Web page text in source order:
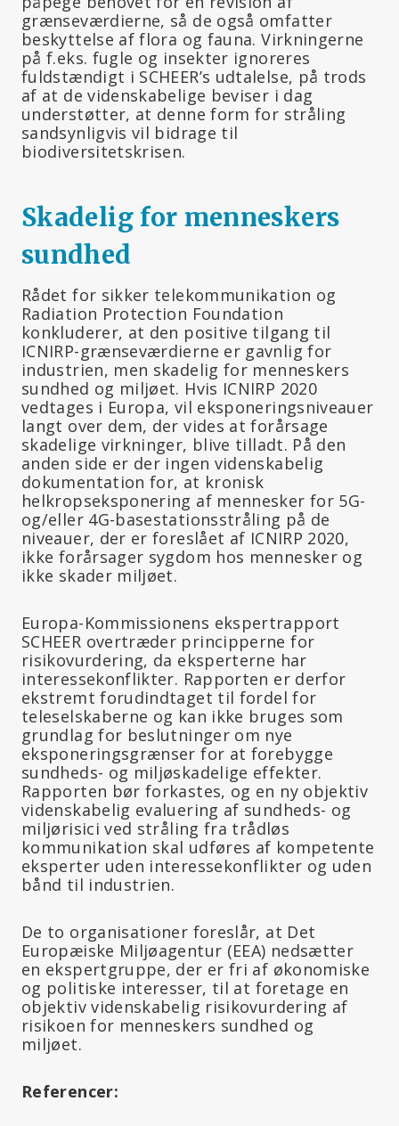
grænseværdierne, så de også omfatter
beskyttelse af flora og fauna. Virkningerne
på f.eks. fugle og insekter ignoreres
fuldstændigt i SCHEER’s udtalelse, på trods
af at de videnskabelige beviser i dag
understøtter, at denne form for stråling
sandsynligvis vil bidrage til
biodiversitetskrisen.
Skadelig for menneskers
sundhed
Rådet for sikker telekommunikation og
Radiation Protection Foundation
konkluderer, at den positive tilgang til
ICNIRP-grænseværdierne er gavnlig for
industrien, men skadelig for menneskers
sundhed og miljøet. Hvis ICNIRP 2020
vedtages i Europa, vil eksponeringsniveauer
langt over dem, der vides at forårsage
skadelige virkninger, blive tilladt. På den
anden side er der ingen videnskabelig
dokumentation for, at kronisk
helkropseksponering af mennesker for 5G-
og/eller 4G-basestationsstråling på de
niveauer, der er foreslået af ICNIRP 2020,
ikke forårsager sygdom hos mennesker og
ikke skader miljøet.
Europa-Kommissionens ekspertrapport
SCHEER overtræder principperne for
risikovurdering, da eksperterne har
interessekonflikter. Rapporten er derfor
ekstremt forudindtaget til fordel for
teleselskaberne og kan ikke bruges som
grundlag for beslutninger om nye
eksponeringsgrænser for at forebygge
sundheds- og miljøskadelige effekter.
Rapporten bør forkastes, og en ny objektiv
videnskabelig evaluering af sundheds- og
miljørisici ved stråling fra trådløs
kommunikation skal udføres af kompetente
eksperter uden interessekonflikter og uden
bånd til industrien.
De to organisationer foreslår, at Det
Europæiske Miljøagentur (EEA) nedsætter
en ekspertgruppe, der er fri af økonomiske
og politiske interesser, til at foretage en
objektiv videnskabelig risikovurdering af
risikoen for menneskers sundhed og
miljøet.
Referencer: